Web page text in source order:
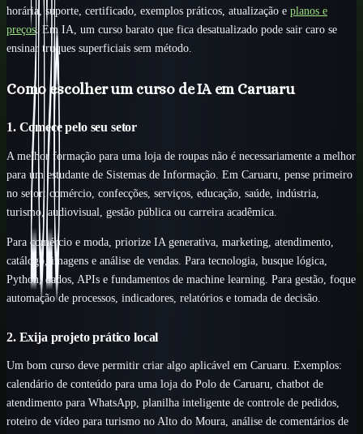
horária, suporte, certificado, exemplos práticos, atualização e planos e
preços. Em IA, um curso barato que fica desatualizado pode sair caro se
ensinar truques superficiais sem método.
Como escolher um curso de IA em Caruaru
1. Comece pelo seu setor
A melhor formação para uma loja de roupas não é necessariamente a melhor
para um estudante de Sistemas de Informação. Em Caruaru, pense primeiro
no setor: comércio, confecções, serviços, educação, saúde, indústria,
turismo, audiovisual, gestão pública ou carreira acadêmica.
Para comércio e moda, priorize IA generativa, marketing, atendimento,
catálogo, imagens e análise de vendas. Para tecnologia, busque lógica,
Python, dados, APIs e fundamentos de machine learning. Para gestão, foque
automação de processos, indicadores, relatórios e tomada de decisão.
2. Exija projeto prático local
Um bom curso deve permitir criar algo aplicável em Caruaru. Exemplos:
calendário de conteúdo para uma loja do Polo de Caruaru, chatbot de
atendimento para WhatsApp, planilha inteligente de controle de pedidos,
roteiro de vídeo para turismo no Alto do Moura, análise de comentários de